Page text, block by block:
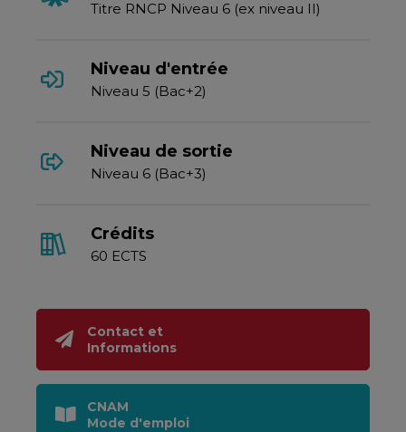
Titre RNCP Niveau 6 (ex niveau II)
Niveau d'entrée
Niveau 5 (Bac+2)
Niveau de sortie
Niveau 6 (Bac+3)
Crédits
60 ECTS
Contact et
Informations
CNAM
Mode d'emploi